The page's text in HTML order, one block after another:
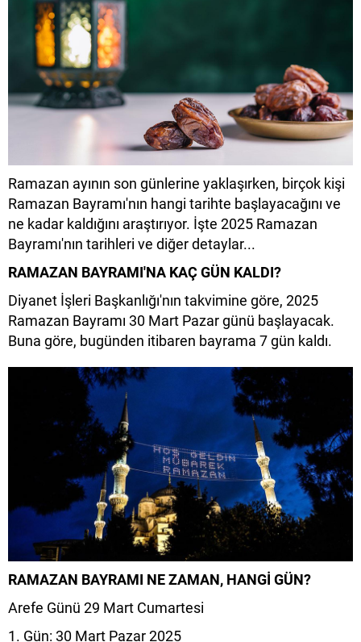
Ramazan ayının son günlerine yaklaşırken, birçok kişi
Ramazan Bayramı'nın hangi tarihte başlayacağını ve
ne kadar kaldığını araştırıyor. İşte 2025 Ramazan
Bayramı'nın tarihleri ve diğer detaylar...
RAMAZAN BAYRAMI'NA KAÇ GÜN KALDI?
Diyanet İşleri Başkanlığı'nın takvimine göre, 2025
Ramazan Bayramı 30 Mart Pazar günü başlayacak.
Buna göre, bugünden itibaren bayrama 7 gün kaldı.
RAMAZAN BAYRAMI NE ZAMAN, HANGİ GÜN?
Arefe Günü 29 Mart Cumartesi
1. Gün: 30 Mart Pazar 2025